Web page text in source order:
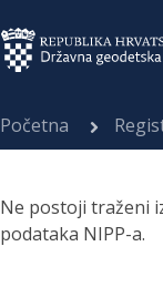
Početna
Ne postoji traženi
podataka NIPP-a.